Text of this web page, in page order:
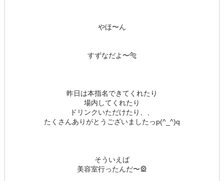
やほ〜ん
すずなだよ〜🐅
昨日は本指名できてくれたり
場内してくれたり
ドリンクいただけたり、、
たくさんありがとうございましたっp(^_^)q
そういえば
美容室行ったんだ〜🎡